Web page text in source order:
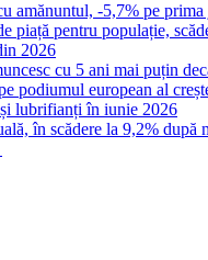
amănuntul, -5,7% pe prima
piață pentru populație,
2026
cu 5 ani mai puțin
podiumul european al
lubrifianți în iunie 2026
în scădere la 9,2% după